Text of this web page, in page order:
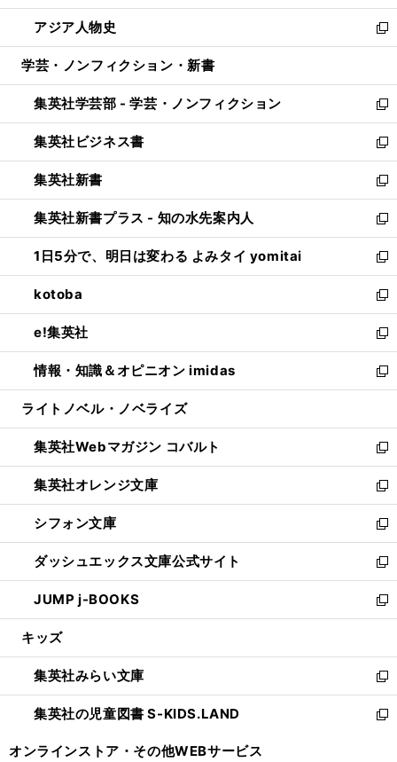
開
く
ウ
で
開
ン
ド
ウ
開
く
ウ
ィ
ン
ウ
で
開
く
し
い
ウ
ン
ド
ウ
で
開
く
アジア人物史
新
し
ウ
ィ
ン
ド
ウ
で
開
く
学芸・ノンフィクション・新書
集英社学芸部 - 学芸・ノンフィクション
新
し
い
ウ
ィ
ン
ド
ウ
で
開
く
集英社ビジネス書
新
し
い
ウ
ィ
ン
ド
ウ
で
開
く
集英社新書
新
し
い
ウ
ィ
ン
ド
ウ
で
開
く
集英社新書プラス - 知の水先案内人
新
し
い
ウ
ィ
ン
ド
ウ
で
開
1日5分で、明日は変わる よみタイ yomitai
新
し
い
ウ
ィ
ン
ド
ウ
開
く
kotoba
新
し
い
ウ
ィ
ン
ウ
で
開
く
e!集英社
新
し
い
ウ
ン
ド
ウ
で
開
く
情報・知識＆オピニオン imidas
新
し
ウ
ィ
ン
ド
ウ
で
開
く
ライトノベル・ノベライズ
集英社Webマガジン コバルト
新
し
い
ウ
ィ
ン
ド
ウ
で
開
集英社オレンジ文庫
新
し
い
ウ
ィ
ン
ド
ウ
開
く
シフォン文庫
新
し
い
ウ
ィ
ン
ウ
で
開
く
ダッシュエックス文庫公式サイト
新
し
い
ウ
ン
ド
ウ
で
JUMP j-BOOKS
新
し
ウ
ィ
ン
ド
キッズ
集英社みらい文庫
新
し
い
集英社の児童図書 S-KIDS.LAND
新
オンラインストア・ その他WEBサービス